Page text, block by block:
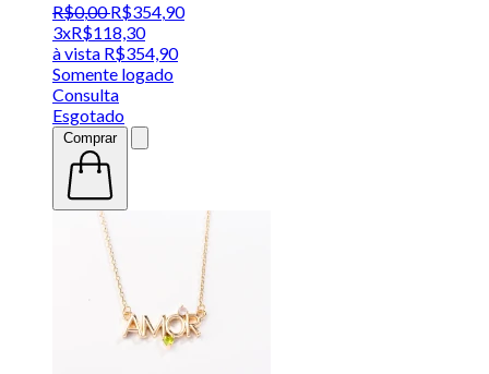
R$0,00 R$354,90
3xR$118,30
à vista R$354,90
Somente logado
Consulta
Esgotado
Comprar